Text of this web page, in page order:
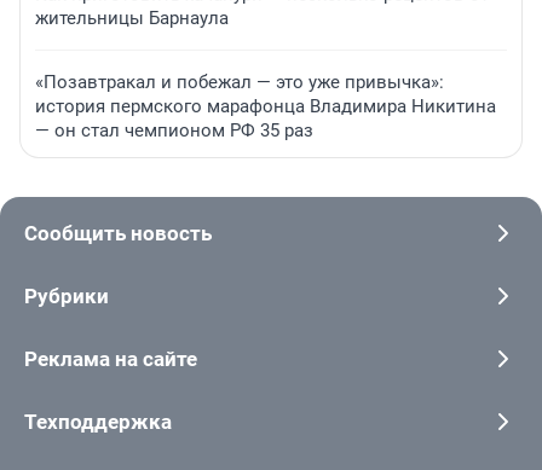
жительницы Барнаула
«Позавтракал и побежал — это уже привычка»:
история пермского марафонца Владимира Никитина
— он стал чемпионом РФ 35 раз
Сообщить новость
Рубрики
Реклама на сайте
Техподдержка